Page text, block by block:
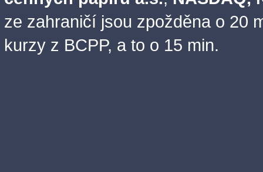
ze zahraničí jsou zpožděna o 20
kurzy z BCPP, a to o 15 min.